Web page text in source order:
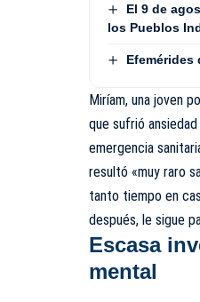
El 9 de
los Pueblos
Efemérides
Miríam, una joven
que sufrió
emergencia
resultó «muy raro
tanto tiempo en
después, le sigue
Escasa
mental